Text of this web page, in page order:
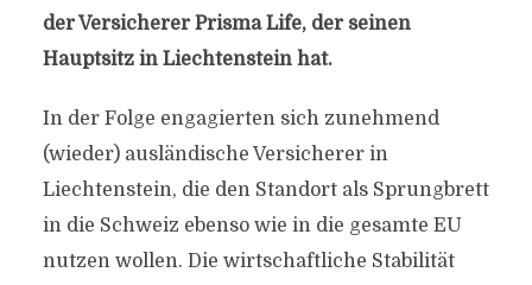
der Versicherer Prisma Life, der seinen
Hauptsitz in Liechtenstein hat.
In der Folge engagierten sich zunehmend
(wieder) ausländische Versicherer in
Liechtenstein, die den Standort als Sprungbrett
in die Schweiz ebenso wie in die gesamte EU
nutzen wollen. Die wirtschaftliche Stabilität